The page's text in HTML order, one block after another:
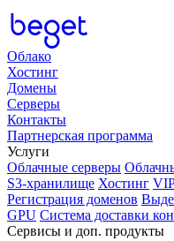
Облако
Хостинг
Домены
Серверы
Контакты
Партнерская программа
Услуги
Облачные серверы
S3-хранилище Хостинг
Регистрация доменов
GPU Система доставки
Cервисы и доп. продукты